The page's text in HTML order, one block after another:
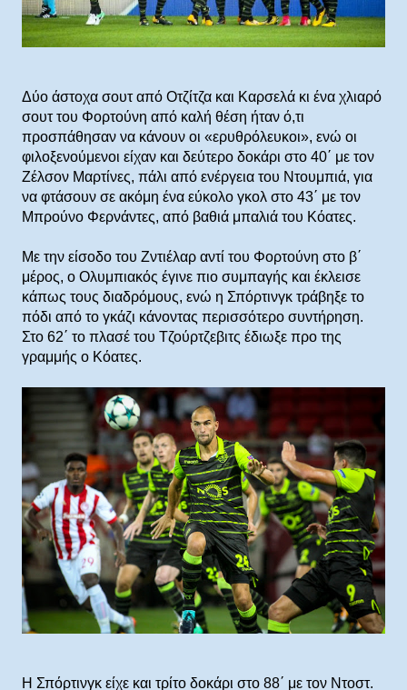
Δύο άστοχα σουτ από Οτζίτζα και Καρσελά κι ένα χλιαρό
σουτ του Φορτούνη από καλή θέση ήταν ό,τι
προσπάθησαν να κάνουν οι «ερυθρόλευκοι», ενώ οι
φιλοξενούμενοι είχαν και δεύτερο δοκάρι στο 40΄ με τον
Ζέλσον Μαρτίνες, πάλι από ενέργεια του Ντουμπιά, για
να φτάσουν σε ακόμη ένα εύκολο γκολ στο 43΄ με τον
Μπρούνο Φερνάντες, από βαθιά μπαλιά του Κόατες.
Με την είσοδο του Ζντιέλαρ αντί του Φορτούνη στο β΄
μέρος, ο Ολυμπιακός έγινε πιο συμπαγής και έκλεισε
κάπως τους διαδρόμους, ενώ η Σπόρτινγκ τράβηξε το
πόδι από το γκάζι κάνοντας περισσότερο συντήρηση.
Στο 62΄ το πλασέ του Τζούρτζεβιτς έδιωξε προ της
γραμμής ο Κόατες.
Η Σπόρτινγκ είχε και τρίτο δοκάρι στο 88΄ με τον Ντοστ.